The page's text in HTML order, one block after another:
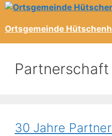
Ortsgemeinde
Partnerschaft
30 Jahre